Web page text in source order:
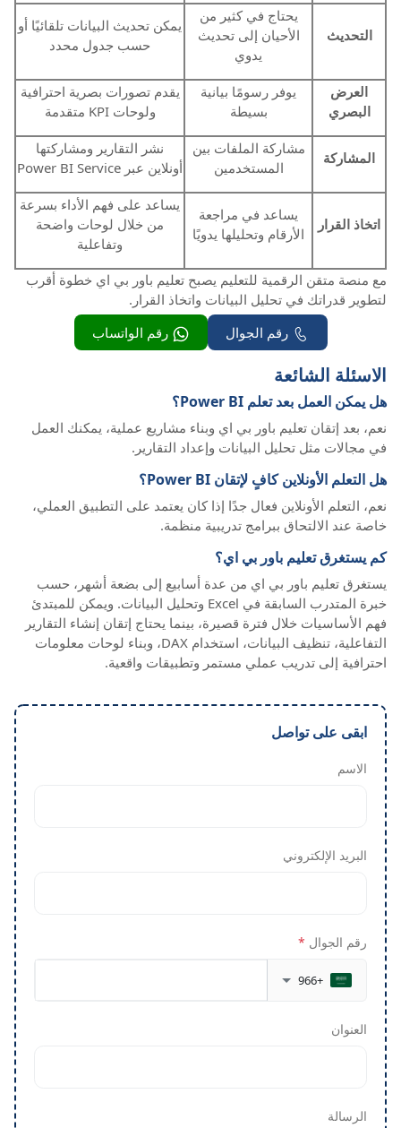
التحديث
يحتاج في كثير من
الأحيان إلى تحديث
يدوي
يمكن تحديث البيانات تلقائيًا أو
حسب جدول محدد
العرض
البصري
يوفر رسومًا بيانية
بسيطة
يقدم تصورات بصرية احترافية
ولوحات KPI متقدمة
المشاركة
مشاركة الملفات بين
المستخدمين
نشر التقارير ومشاركتها
أونلاين عبر Power BI Service
اتخاذ القرار
يساعد في مراجعة
الأرقام وتحليلها يدويًا
يساعد على فهم الأداء بسرعة
من خلال لوحات واضحة
وتفاعلية
مع منصة متقن الرقمية للتعليم يصبح تعليم باور بي اي خطوة أقرب
لتطوير قدراتك في تحليل البيانات واتخاذ القرار.
رقم الجوال
رقم الواتساب
الاسئلة الشائعة
هل يمكن العمل بعد تعلم Power BI؟
نعم، بعد إتقان تعليم باور بي اي وبناء مشاريع عملية، يمكنك العمل
في مجالات مثل تحليل البيانات وإعداد التقارير.
هل التعلم الأونلاين كافٍ لإتقان Power BI؟
نعم، التعلم الأونلاين فعال جدًا إذا كان يعتمد على التطبيق العملي،
خاصة عند الالتحاق ببرامج تدريبية منظمة.
كم يستغرق تعليم باور بي اي؟
يستغرق تعليم باور بي اي من عدة أسابيع إلى بضعة أشهر، حسب
خبرة المتدرب السابقة في Excel وتحليل البيانات. ويمكن للمبتدئ
فهم الأساسيات خلال فترة قصيرة، بينما يحتاج إتقان إنشاء التقارير
التفاعلية، تنظيف البيانات، استخدام DAX، وبناء لوحات معلومات
احترافية إلى تدريب عملي مستمر وتطبيقات واقعية.
ابقى على تواصل
الاسم
البريد الإلكتروني
رقم الجوال *
+966
العنوان
الرسالة